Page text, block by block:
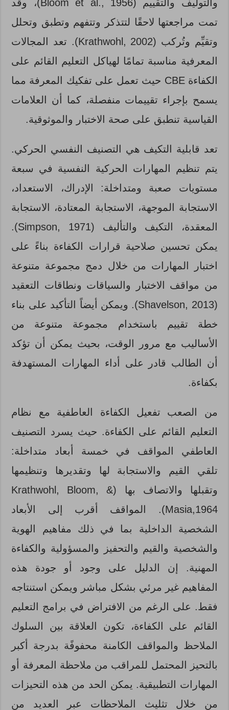
والتوليف والتقييم (Bloom et al., 1956)، وقد
تمت مراجعتها لاحقًا لتتذكر وتتفهم وتطبق وتحلل
وتقيِّم وتُركب (Krathwohl, 2002). تعد المجالات
المعرفية مناسبة تمامًا لهياكل التعليم القائم على
الكفاءة CBE حيث تعمل على تفكيك المعرفة مما
يسمح بإجراء تقييمات منفصلة، كما أن العلامات
القياسية تنطبق على صحة الاختبار والموثوقية.
تعد قابلية التكيف هي التصنيف النفسي الحركي.
يتم تنظيم المهارات الحركية النفسية في سبعة
مستويات صعبة ومتداخلة: الإدراك، الاستعداد،
الاستجابة الموجهة، الاستجابة المعتادة، الاستجابة
المعقدة، التكيف والتأليف (Simpson, 1971).
يمكن تحسين صلاحية قرارات الكفاءة بناءً على
اختبار المهارات من خلال دمج مجموعة متنوعة
من مواقف الاختبار والسياقات ونطاقات التعقيد
(Shavelson, 2013). ويمكن أيضاً التأكيد على بناء
خطة تقييم باستخدام مجموعة متنوعة من
الأساليب مع مرور الوقت، بحيث يمكن أن تؤكد
أن الطالب قادر على أداء المهارات المستهدفة
بكفاءة.
من الصعب تفعيل الكفاءة العاطفية مع نظام
التعليم القائم على الكفاءة. حيث يسرد التصنيف
العاطفي المواقف في خمسة أبعاد متداخلة:
تلقي القيم والاستجابة لها وتقديرها وتنظيمها
وتقبلها والاتصاف بها (Krathwohl, Bloom, &
Masia,1964). المواقف أقرب إلى الأبعاد
الشخصية الداخلية بما في ذلك مفاهيم الهوية
والشخصية والقيم والتحفيز والمسؤولية والكفاءة
المهنية. إن الدليل على وجود أو جودة هذه
المفاهيم غير مرئي بشكل مباشر ويمكن استنتاجه
فقط. على الرغم من الافتراض في برامج التعليم
القائم على الكفاءة، تكون العلاقة بين السلوك
الملاحظ والمواقف الكامنة محفوفًة بدرجة أكبر
بالتحيز المحتمل للمراقب من ملاحظة المعرفة أو
المهارات التطبيقية. يمكن الحد من هذه التحيزات
من خلال تثليث الملاحظات عبر العديد من